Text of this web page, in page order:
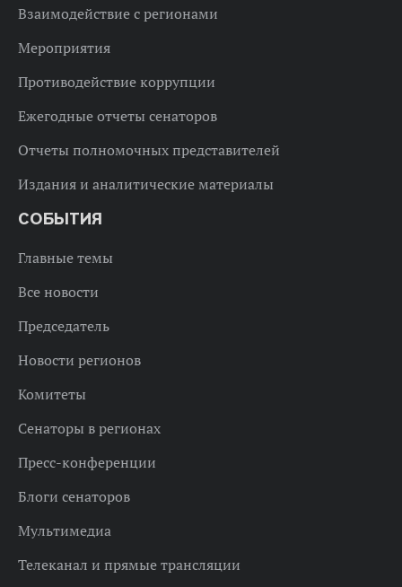
Взаимодействие с регионами
Мероприятия
Противодействие коррупции
Ежегодные отчеты сенаторов
Отчеты полномочных представителей
Издания и аналитические материалы
СОБЫТИЯ
Главные темы
Все новости
Председатель
Новости регионов
Комитеты
Сенаторы в регионах
Пресс-конференции
Блоги сенаторов
Мультимедиа
Телеканал и прямые трансляции